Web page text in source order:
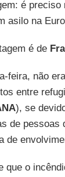
é
asilo na
é de
feira, não
entre
), se
de pessoas
de
que o